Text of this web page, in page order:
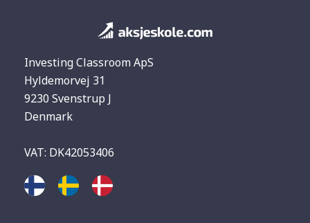
Investing Classroom ApS
Hyldemorvej 31
9230 Svenstrup J
Denmark
VAT: DK42053406